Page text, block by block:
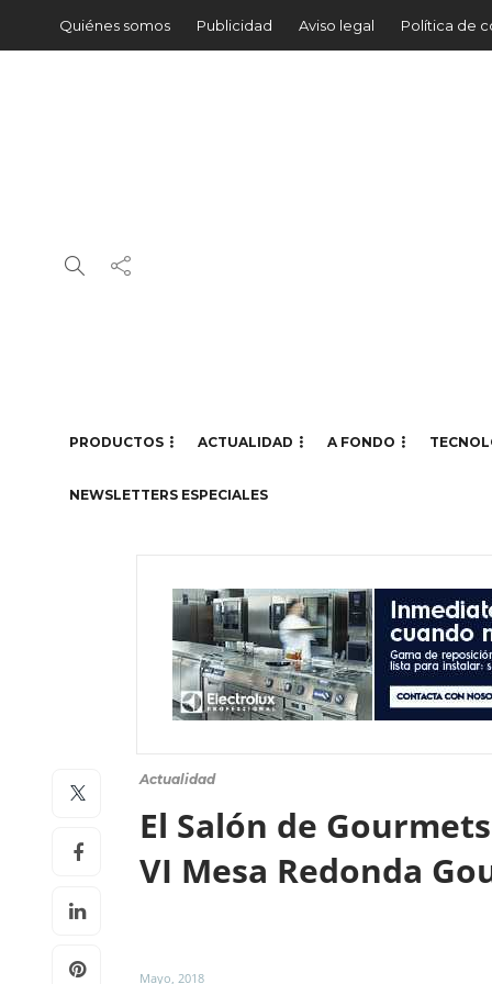
Quiénes somos Publicidad Aviso legal Política de
PRODUCTOS ACTUALIDAD A FONDO
NEWSLETTERS ESPECIALES
Actualidad
El Salón de
VI Mesa Redonda
Mayo, 2018